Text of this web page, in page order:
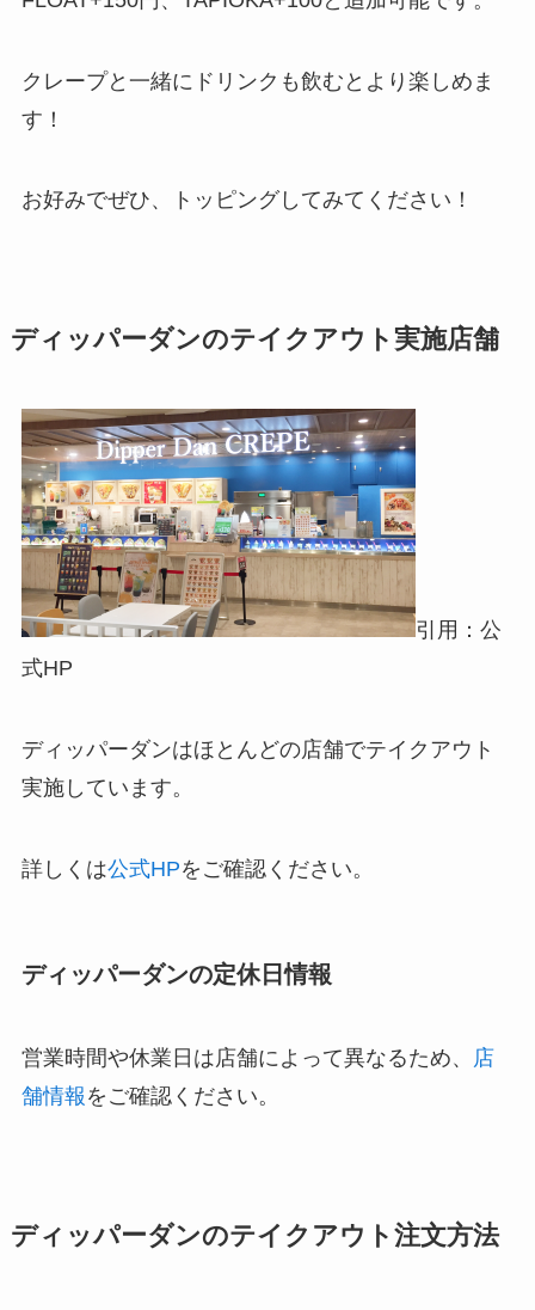
クレープと一緒にドリンクも飲むとより楽しめま
す！
お好みでぜひ、トッピングしてみてください！
ディッパーダンのテイクアウト実施店舗
引用：公
式HP
ディッパーダンはほとんどの店舗でテイクアウト
実施しています。
詳しくは公式HPをご確認ください。
ディッパーダンの定休日情報
営業時間や休業日は店舗によって異なるため、
店
舗情報 をご確認ください。
ディッパーダンのテイクアウト注文方法